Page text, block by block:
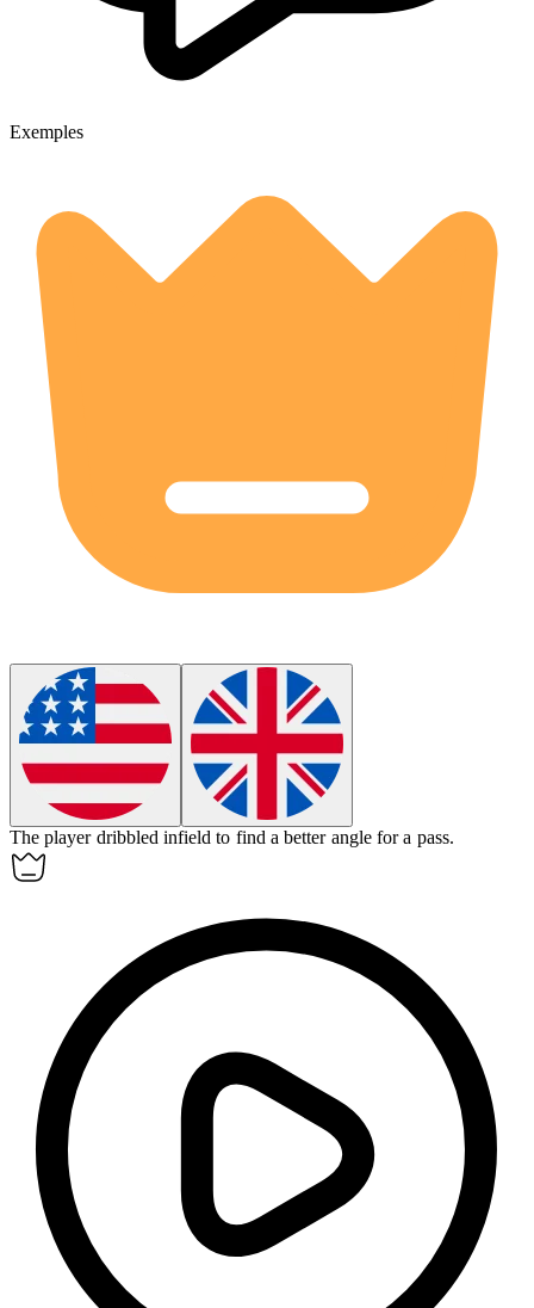
Exemples
The player dribbled infield to find a better angle for a pass.